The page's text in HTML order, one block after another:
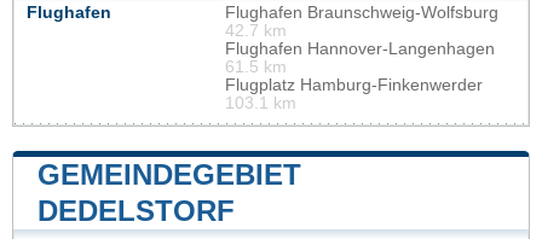
Flughafen
Flughafen Braunschweig-Wolfsburg
42.7 km
Flughafen Hannover-Langenhagen
61.5 km
Flugplatz Hamburg-Finkenwerder
103.1 km
GEMEINDEGEBIET
DEDELSTORF